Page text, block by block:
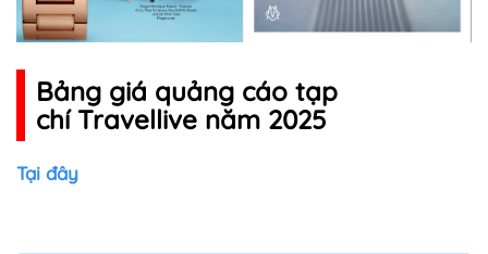
Bảng giá quảng cáo tạp
chí Travellive năm 2025
Tại đây